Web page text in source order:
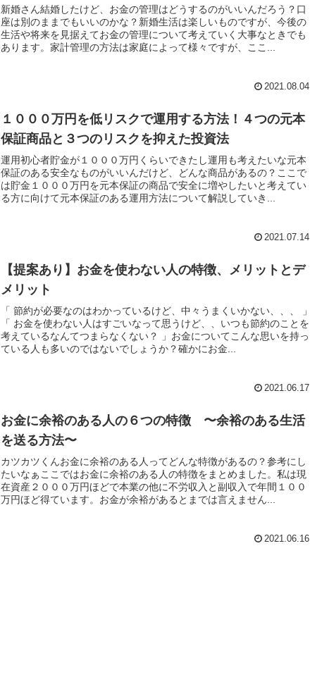
新婚さん結婚したけど、お金の管理はどうするのがいいんだろう？口
座は別のままでもいいのかな？新婚生活は楽しいものですが、今後の
生活や将来を見据えてお金の管理について考えていく大事なときでも
あります。家計管理の方法は家庭によって様々ですが、ここ...
2021.08.04
１０００万円を低リスクで運用する方法！４つの元本
保証商品と３つのリスクを抑えた投資法
運用初心者貯金が１０００万円くらいできたし運用も考えたいな元本
保証のある安全なものがいいんだけど、どんな商品があるの？ここで
は貯金１０００万円を元本保証の商品で安全に増やしたいと考えてい
る方に向けて元本保証のある運用方法について解説していき...
2021.07.14
【提案あり】お金を使わない人の特徴、メリットとデ
メリット
「 節約が必要なのはわかっているけど、中々うまくいかない、、、 」
「 お金を使わない人はすごいなって思うけど、、いつも節約のことを
考えているなんてつまらなくない？ 」お金についてこんな思いを持っ
ている人も多いのではないでしょうか？確かにお金...
2021.06.17
お金に余裕のある人の６つの特徴 〜余裕のある生活
を送る方法〜
カツカツくんお金に余裕のある人ってどんな特徴があるの？参考にし
たいなぁここではお金に余裕のある人の特徴をまとめました。私は現
在資産２０００万円ほどで本業の他に不労収入と副収入で年間１００
万円ほど得ています。お金が余裕があるとまでは言えません...
2021.06.16